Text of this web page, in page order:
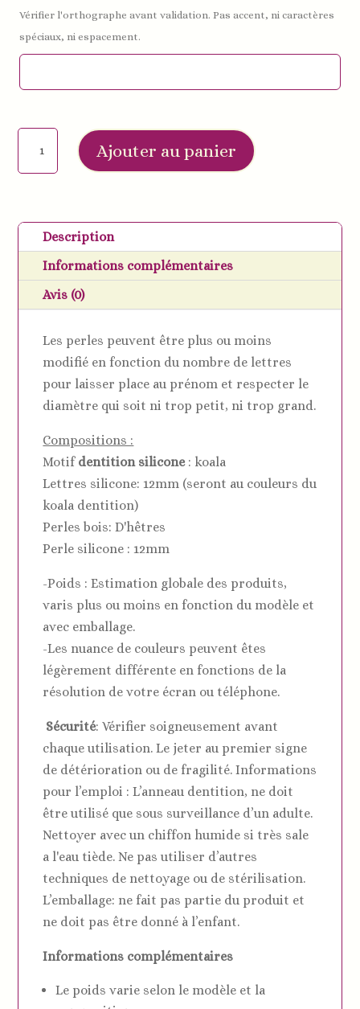
Vérifier l'orthographe avant validation. Pas accent, ni caractères
spéciaux, ni espacement.
koala
silicone
Ajouter au panier
Description
Informations complémentaires
Avis (0)
Les perles peuvent être plus ou moins
modifié en fonction du nombre de lettres
pour laisser place au prénom et respecter le
diamètre qui soit ni trop petit, ni trop grand.
Compositions :
Motif dentition silicone: koala
Lettres silicone: 12mm (seront au couleurs du
koala dentition)
Perles bois: D'hêtres
Perle silicone : 12mm
-Poids : Estimation globale des produits,
varis plus ou moins en fonction du modèle et
avec emballage.
-Les nuance de couleurs peuvent êtes
légèrement différente en fonctions de la
résolution de votre écran ou téléphone.
Sécurité: Vérifier soigneusement avant
chaque utilisation. Le jeter au premier signe
de détérioration ou de fragilité. Informations
pour l’emploi : L’anneau dentition, ne doit
être utilisé que sous surveillance d’un adulte.
Nettoyer avec un chiffon humide si très sale
a l'eau tiède. Ne pas utiliser d’autres
techniques de nettoyage ou de stérilisation.
L’emballage: ne fait pas partie du produit et
ne doit pas être donné à l’enfant.
Informations complémentaires
Le poids varie selon le modèle et la